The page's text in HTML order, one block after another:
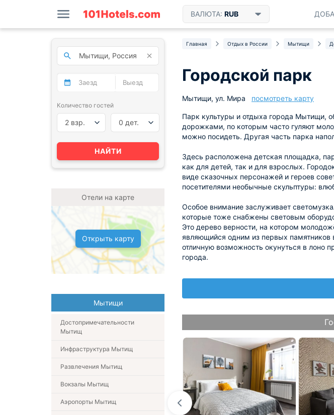
ВАЛЮТА: RUB
Главная Отдых в России Мытищи
Городской парк
Мытищи, ул. Мира посмотреть карту
Парк культуры и отдыха города Мытищи,
дорожками, по которым часто гуляют
можно посидеть. Другая часть парка
Здесь расположена детская площадка,
как для детей, так и для взрослых.
виде сказочных персонажей и героев
посетителями необычные скульптуры:
Особое внимание заслуживает
которые тоже снабжены световым
Это дерево верности, на котором
являющийся одним из первых
отличную возможность окунуться в лоно
города.
Количество гостей
2 взр. 0 дет.
НАЙТИ
Отели на карте
Открыть карту
Мытищи
Достопримечательности
Мытищ
Инфраструктура Мытищ
Развлечения Мытищ
Вокзалы Мытищ
Аэропорты Мытищ